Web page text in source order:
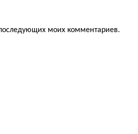
моих комментариев.